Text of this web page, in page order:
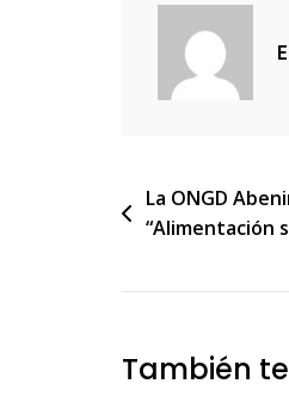
de
entradas
La ONGD
“Alimentación
También